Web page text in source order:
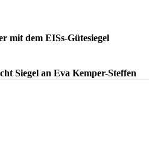
mit dem EISs-Gütesiegel
Siegel an Eva Kemper-Steffen